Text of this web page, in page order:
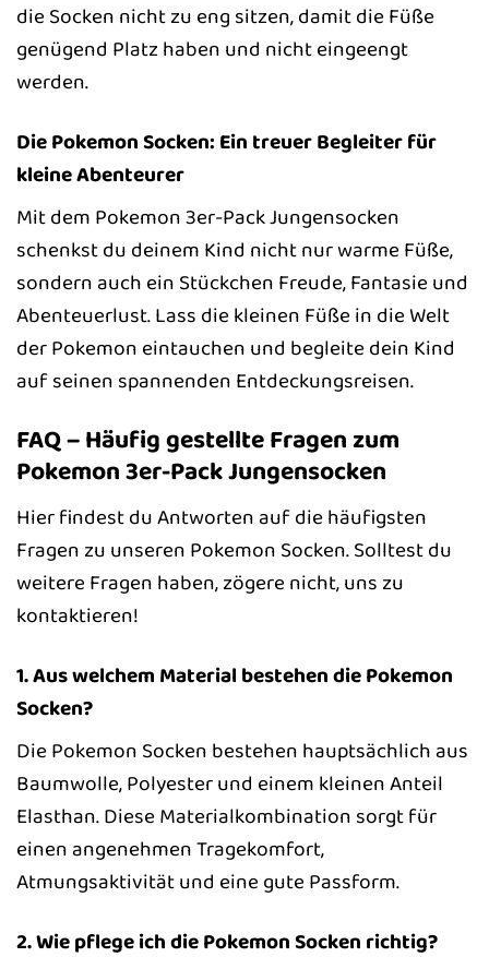
die Socken nicht zu eng sitzen, damit die Füße
genügend Platz haben und nicht eingeengt
werden.
Die Pokemon Socken: Ein treuer Begleiter für
kleine Abenteurer
Mit dem Pokemon 3er-Pack Jungensocken
schenkst du deinem Kind nicht nur warme Füße,
sondern auch ein Stückchen Freude, Fantasie und
Abenteuerlust. Lass die kleinen Füße in die Welt
der Pokemon eintauchen und begleite dein Kind
auf seinen spannenden Entdeckungsreisen.
FAQ – Häufig gestellte Fragen zum
Pokemon 3er-Pack Jungensocken
Hier findest du Antworten auf die häufigsten
Fragen zu unseren Pokemon Socken. Solltest du
weitere Fragen haben, zögere nicht, uns zu
kontaktieren!
1. Aus welchem Material bestehen die Pokemon
Socken?
Die Pokemon Socken bestehen hauptsächlich aus
Baumwolle, Polyester und einem kleinen Anteil
Elasthan. Diese Materialkombination sorgt für
einen angenehmen Tragekomfort,
Atmungsaktivität und eine gute Passform.
2. Wie pflege ich die Pokemon Socken richtig?